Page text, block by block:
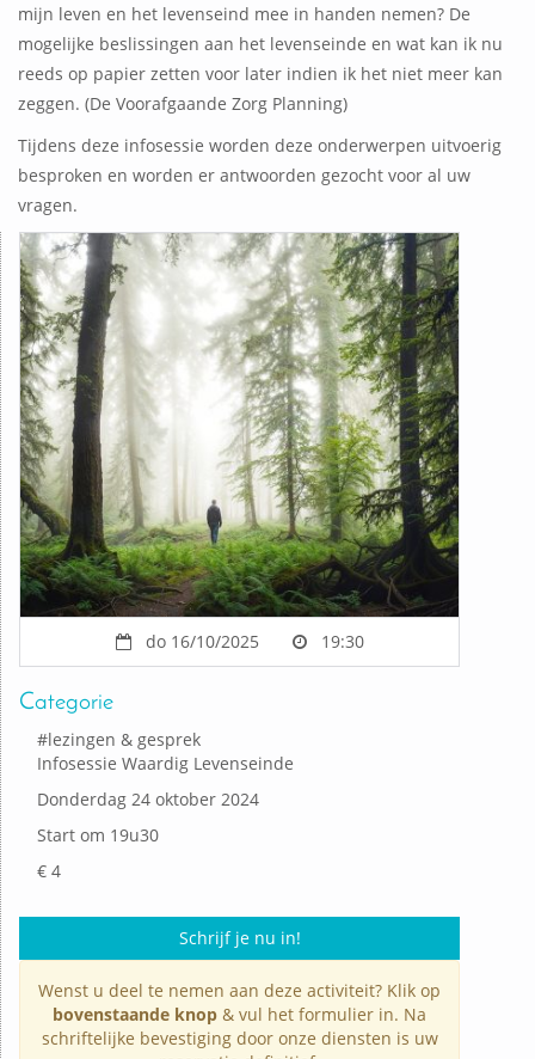
mijn leven en het levenseind mee in handen nemen? De
mogelijke beslissingen aan het levenseinde en wat kan ik nu
reeds op papier zetten voor later indien ik het niet meer kan
zeggen. (De Voorafgaande Zorg Planning)
Tijdens deze infosessie worden deze onderwerpen uitvoerig
besproken en worden er antwoorden gezocht voor al uw
vragen.
do 16/10/2025 19:30
Categorie
#lezingen & gesprek
Infosessie Waardig Levenseinde
Donderdag 24 oktober 2024
Start om 19u30
€ 4
Schrijf je nu in!
Wenst u deel te nemen aan deze activiteit? Klik op
bovenstaande knop & vul het formulier in. Na
schriftelijke bevestiging door onze diensten is uw